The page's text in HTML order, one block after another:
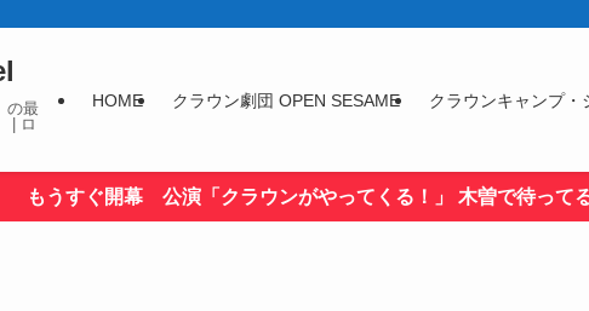
の最
| ロ
HOME クラウン劇団 OPEN SESAME クラウンキャンプ・
もうすぐ開幕 公演「クラウンがやってくる！」 木曽で待っ